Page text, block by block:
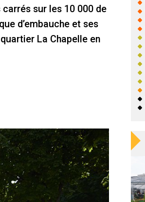
sur les 10 000 de
d’embauche et ses
La Chapelle en